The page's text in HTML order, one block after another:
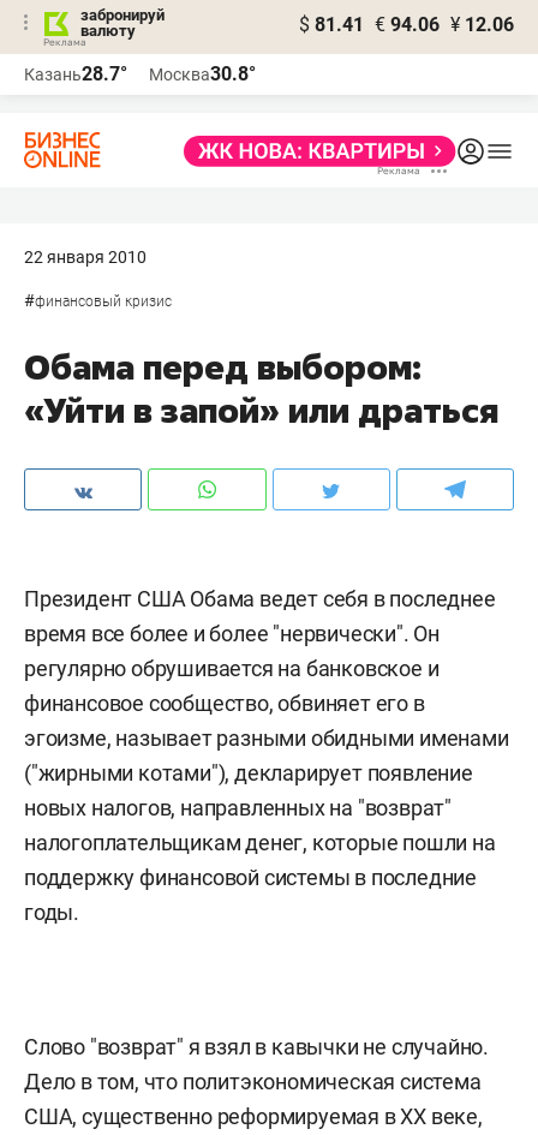
забронируй
валюту
$ 81.41 € 94.06 ¥ 12.06
Казань28.7° Москва30.8°
22 января 2010
#финансовый кризис
Обама перед выбором:
«Уйти в запой» или драться
Президент США Обама ведет себя в последнее
время все более и более "нервически". Он
регулярно обрушивается на банковское и
финансовое сообщество, обвиняет его в
эгоизме, называет разными обидными именами
("жирными котами"), декларирует появление
новых налогов, направленных на "возврат"
налогоплательщикам денег, которые пошли на
поддержку финансовой системы в последние
годы.
Слово "возврат" я взял в кавычки не случайно.
Дело в том, что политэкономическая система
США, существенно реформируемая в ХХ веке,